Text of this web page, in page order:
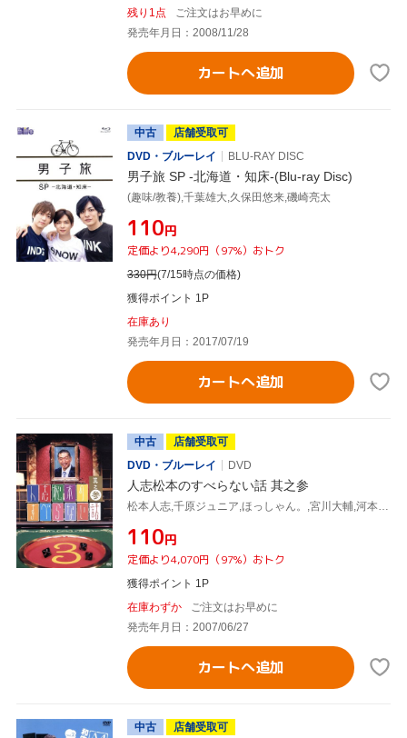
残り1点
ご注文はお早めに
発売年月日：2008/11/28
カートへ追加
中古
店舗受取可
DVD・ブルーレイ
BLU-RAY DISC
男子旅 SP -北海道・知床-(Blu-ray Disc)
(趣味/教養),千葉雄大,久保田悠来,磯崎亮太
¥110円
定価より4,290円（97%）おトク
330円(7/15時点の価格)
獲得ポイント 1P
在庫あり
発売年月日：2017/07/19
カートへ追加
中古
店舗受取可
DVD・ブルーレイ
DVD
人志松本のすべらない話 其之参
松本人志,千原ジュニア,ほっしゃん。,宮川大輔,河本準一,ケンドーコバヤシ,徳井義実,綾部祐二
¥110円
定価より4,070円（97%）おトク
獲得ポイント 1P
在庫わずか
ご注文はお早めに
発売年月日：2007/06/27
カートへ追加
中古
店舗受取可